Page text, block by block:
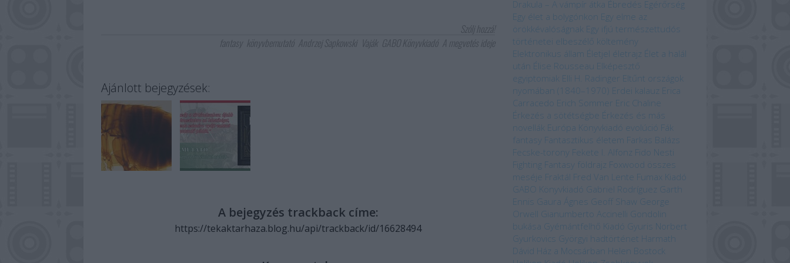
Szólj hozzá!
fantasy könyvbemutató Andrzej Sapkowski Vaják GABO Könyvkiadó A megvetés ideje
Ajánlott bejegyzések:
A bejegyzés trackback címe:
https://tekaktarhaza.blog.hu/api/trackback/id/16628494
Drakula – A vámpír átka Ébredés
Egérőrség
Egy élet a bolygónkon Egy elme az
örökkévalóságnak Egy ifjú természettudós
történetei
elbeszélő költemény
Elektronikus állam Életjel életrajz Élet a halál
után Élise Rousseau Elképesztő
egyiptomiak Elli H. Radinger Eltűnt országok
nyomában (1840–1970)
Erdei kalauz Erica
Carracedo
Erich Sommer Eric Chaline
Érkezés a sötétségbe Érkezés és más
novellák Európa Könyvkiadó evolúció
Fák
fantasy Fantasztikus életem Farkas Balázs
Fecske-torony Fekete I. Alfonz Fido Nesti
Fighting Fantasy földrajz Foxwood összes
meséje Fraktál Fred Van Lente Fumax Kiadó
GABO Könyvkiadó
Gabriel Rodríguez
Garth
Ennis
Gaura Ágnes Geoff Shaw
George
Orwell
Gianumberto Accinelli
Gondolin
bukása
Gyémántfelhő Kiadó
Gyuris Norbert
Gyurkovics Györgyi hadtörténet Harmath
Dávid Ház a Mocsárban Helen Bostock